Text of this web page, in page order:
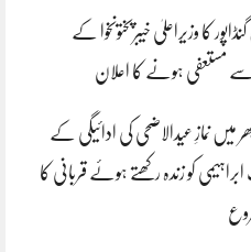
کا وزیراعلیٰ خیبرپختونخوا کے
مستعفی ہونے کا اعلان
میں نمازِ عیدالاضحی کی ادائیگی کے
کو زندہ رکھتے ہوئے قربانی کا